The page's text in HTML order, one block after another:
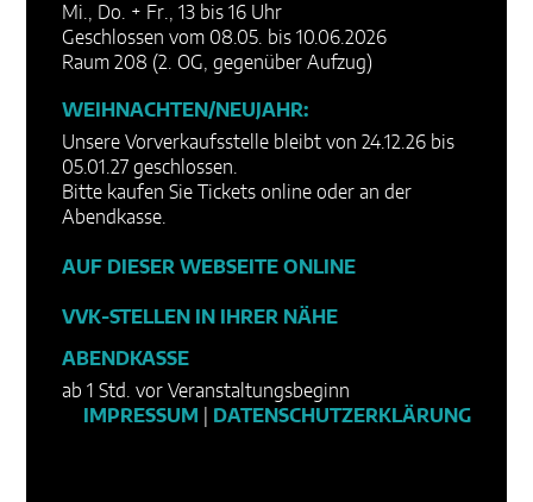
Mi., Do. + Fr., 13 bis 16 Uhr
Geschlossen vom 08.05. bis 10.06.2026
Raum 208 (2. OG, gegenüber Aufzug)
WEIHNACHTEN/NEUJAHR:
Unsere Vorverkaufsstelle bleibt von 24.12.26 bis
05.01.27 geschlossen.
Bitte kaufen Sie Tickets online oder an der
Abendkasse.
AUF DIESER WEBSEITE ONLINE
VVK-STELLEN IN IHRER NÄHE
ABENDKASSE
ab 1 Std. vor Veranstaltungsbeginn
IMPRESSUM
DATENSCHUTZERKLÄRUNG